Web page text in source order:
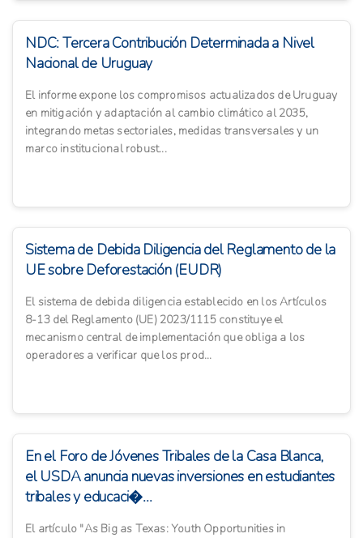
NDC: Tercera Contribución Determinada a Nivel
Nacional de Uruguay
El informe expone los compromisos actualizados de Uruguay
en mitigación y adaptación al cambio climático al 2035,
integrando metas sectoriales, medidas transversales y un
marco institucional robust...
Sistema de Debida Diligencia del Reglamento de la
UE sobre Deforestación (EUDR)
El sistema de debida diligencia establecido en los Artículos
8-13 del Reglamento (UE) 2023/1115 constituye el
mecanismo central de implementación que obliga a los
operadores a verificar que los prod...
En el Foro de Jóvenes Tribales de la Casa Blanca,
el USDA anuncia nuevas inversiones en estudiantes
tribales y educaci�...
El artículo "As Big as Texas: Youth Opportunities in